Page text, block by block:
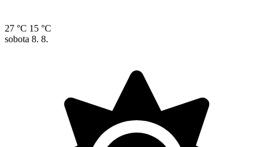
27 °C 15 °C
sobota 8. 8.